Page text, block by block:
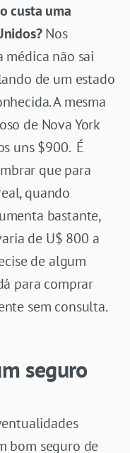
custa uma
Nos
médica não sai
de um estado
A mesma
de Nova York
uns $900. É
que para
quando
bastante,
de U$ 800 a
de algum
para comprar
sem consulta.
seguro
bom seguro de